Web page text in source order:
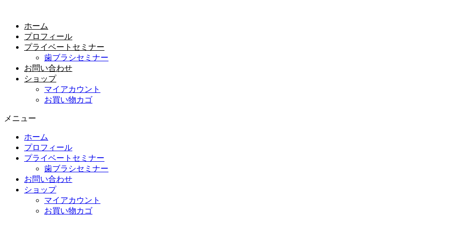
ホーム
プロフィール
プライベートセミナー
歯ブラシセミナー
お問い合わせ
ショップ
マイアカウント
お買い物カゴ
メニュー
ホーム
プロフィール
プライベートセミナー
歯ブラシセミナー
お問い合わせ
ショップ
マイアカウント
お買い物カゴ